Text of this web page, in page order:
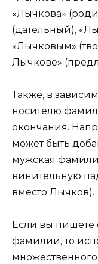
«Лычкова»
(дательный),
«Лычковым»
Лычкове»
Также, в
носителю
окончания.
может быть
мужская
винительную
вместо Лычков).
Если вы пишете
фамилии, то
множественного